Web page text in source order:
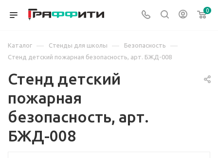
0
Каталог — Стенды для школы — Безопасность —
Стенд детский пожарная безопасность, арт. БЖД-008
Стенд детский
пожарная
безопасность, арт.
БЖД-008